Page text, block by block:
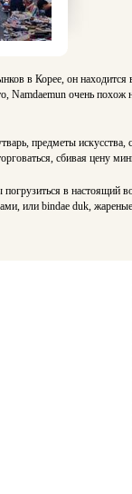
в Корее, он
очень
предметы
сбивая цену
погрузиться в
или bindae duk,